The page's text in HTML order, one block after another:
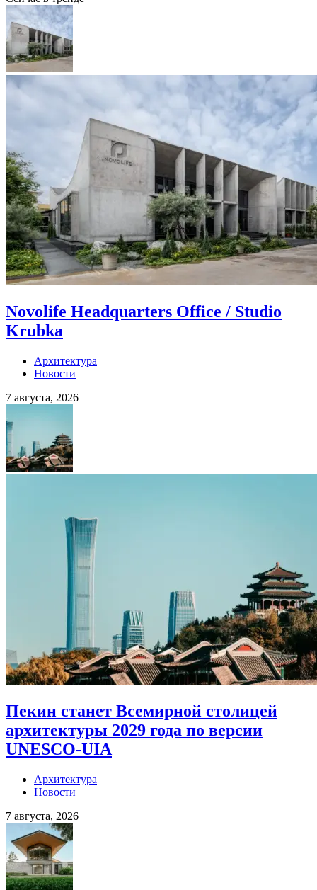
Novolife Headquarters Office / Studio
Krubka
Архитектура
Новости
7 августа, 2026
Пекин станет Всемирной столицей
архитектуры 2029 года по версии
UNESCO-UIA
Архитектура
Новости
7 августа, 2026